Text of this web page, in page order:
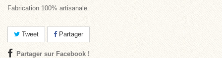
Fabrication 100% artisanale.
Tweet Partager
Partager sur Facebook !